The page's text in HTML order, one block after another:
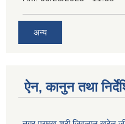
अन्य
ऐन, कानुन तथा